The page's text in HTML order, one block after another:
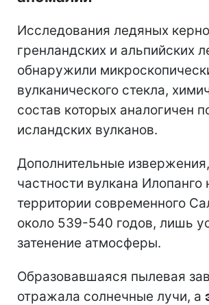
Исследования ледяных
гренландских и альпийских
обнаружили
вулканического стекла,
состав которых аналогичен
исландских вулканов.
Дополнительные
частности вулкана Илопанго
территории современного
около 539-540 годов, лишь
затенение атмосферы.
Образовавшаяся пылевая
отражала солнечные лучи, а